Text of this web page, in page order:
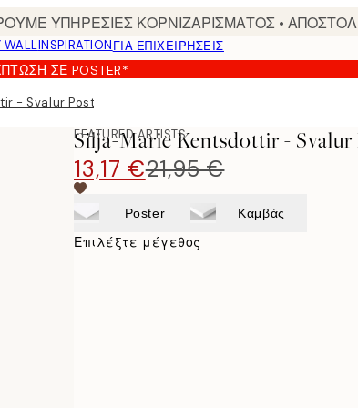
ΥΠΗΡΕΣΙΕΣ ΚΟΡΝΙΖΑΡΙΣΜΑΤΟΣ •
WALLINSPIRATIONΓΙΑ ΕΠΙΧΕΙΡΗΣΕΙΣ
ΣΕ POSTER*
- Svalur Poster
FEATURED ARTISTS
Silja-Marie Kentsdottir - Svalur
13,17 €21,95 €
Poster Καμβάς
Επιλέξτε μέγεθος